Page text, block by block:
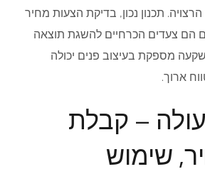
תכנון נכון, בדיקת הצעות מחיר
הם צעדים הכרחיים להשגת תוצאה
מספקת בעיצוב פנים יכולה
ארוך.
– קבלת
שימוש